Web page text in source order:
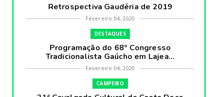
Retrospectiva Gaudéria de 2019
Fevereiro 04, 2020
DESTAQUES
Programação do 68º Congresso
Tradicionalista Gaúcho em Lajea...
Fevereiro 04, 2020
CAMPEIRO